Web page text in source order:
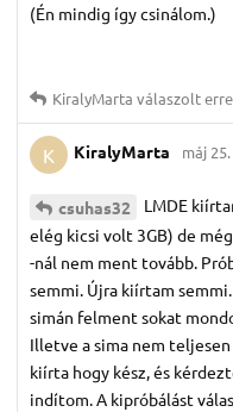
(Én mindig így csinálom.)
KiralyMarta válaszolt
K KiralyMarta máj 25.
csuhas32
LMDE
elég kicsi volt 3GB) de
-nál nem ment tovább.
semmi. Újra kiírtam
simán felment sokat
Illetve a sima nem
kiírta hogy kész, és
indítom. A kipróbálást